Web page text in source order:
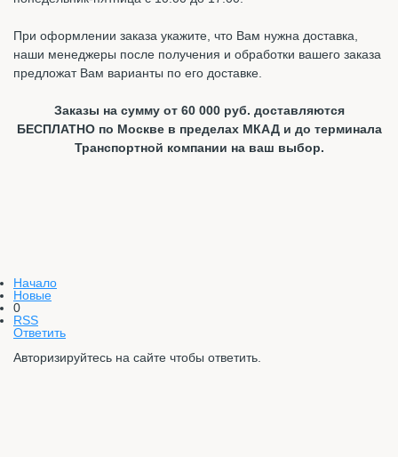
При оформлении заказа укажите, что Вам нужна доставка,
наши менеджеры после получения и обработки вашего заказа
предложат Вам варианты по его доставке.
Заказы на сумму от 60 000 руб. доставляются
БЕСПЛАТНО по Москве в пределах МКАД и до терминала
Транспортной компании на ваш выбор.
Начало
Новые
0
RSS
Ответить
Авторизируйтесь на сайте чтобы ответить.